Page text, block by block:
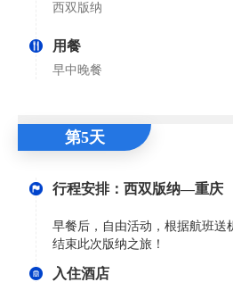
西双版纳
用餐
早中晚餐
第5天
行程安排：西双版纳—重庆
早餐后，自由活动，根据航班送
结束此次版纳之旅！
入住酒店